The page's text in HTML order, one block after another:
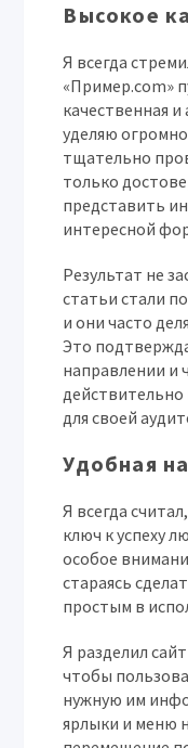
Высокое
Я всегда
«Пример.com»
качественная
уделяю
тщательно
только
представить
интересной
Результат не
статьи стали
и они часто
Это
направлении и
для своей
Удобная
Я всегда
ключ к успеху
особое
стараясь
простым в
Я разделил
чтобы
нужную им
ярлыки и меню